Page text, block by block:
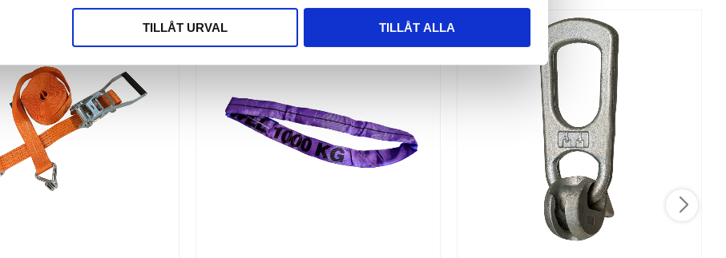
TILLÅT URVAL TILLÅT ALLA